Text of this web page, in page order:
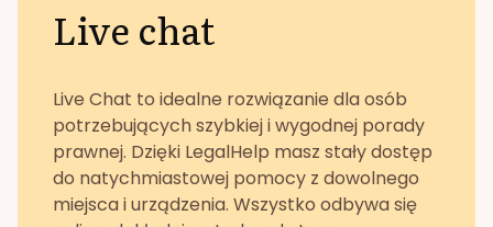
Live chat
Live Chat to idealne rozwiązanie dla osób
potrzebujących szybkiej i wygodnej porady
prawnej. Dzięki LegalHelp masz stały dostęp
do natychmiastowej pomocy z dowolnego
miejsca i urządzenia. Wszystko odbywa się